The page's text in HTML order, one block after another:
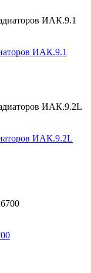
ИАК.9.1
ИАК.9.2L